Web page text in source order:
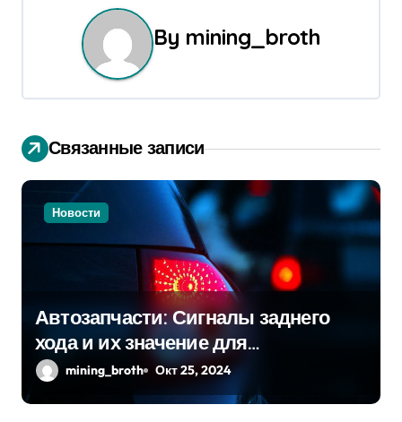
а
и
я
п
а
п
By mining_broth
Связанные записи
Новости
Автозапчасти: Сигналы заднего
хода и их значение для
безопасности на дороге
mining_broth Окт 25, 2024